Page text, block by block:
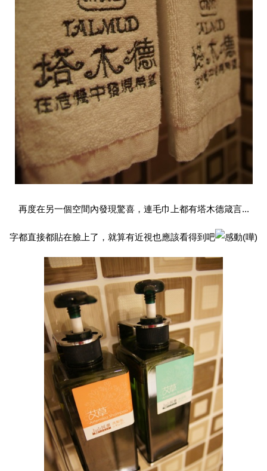
再度在另一個空間內發現驚喜，連毛巾上都有塔木德箴言...
字都直接都貼在臉上了，就算有近視也應該看得到吧